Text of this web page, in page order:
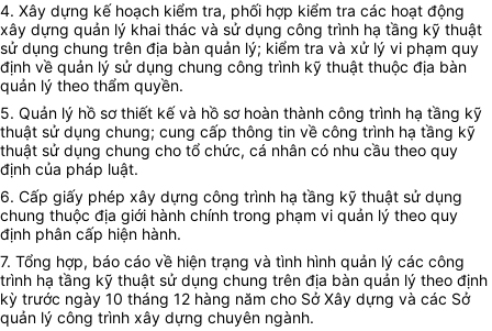
4. Xây dựng kế hoạch kiểm tra, phối hợp kiểm tra các hoạt động
xây dựng quản lý khai thác và sử dụng công trình hạ tầng kỹ thuật
sử dụng chung trên địa bàn quản lý; kiểm tra và xử lý vi phạm quy
định về quản lý sử dụng chung công trình kỹ thuật thuộc địa bàn
quản lý theo thẩm quyền.
5. Quản lý hồ sơ thiết kế và hồ sơ hoàn thành công trình hạ tầng kỹ
thuật sử dụng chung; cung cấp thông tin về công trình hạ tầng kỹ
thuật sử dụng chung cho tổ chức, cá nhân có nhu cầu theo quy
định của pháp luật.
6. Cấp giấy phép xây dựng công trình hạ tầng kỹ thuật sử dụng
chung thuộc địa giới hành chính trong phạm vi quản lý theo quy
định phân cấp hiện hành.
7. Tổng hợp, báo cáo về hiện trạng và tình hình quản lý các công
trình hạ tầng kỹ thuật sử dụng chung trên địa bàn quản lý theo định
kỳ trước ngày 10 tháng 12 hàng năm cho Sở Xây dựng và các Sở
quản lý công trình xây dựng chuyên ngành.